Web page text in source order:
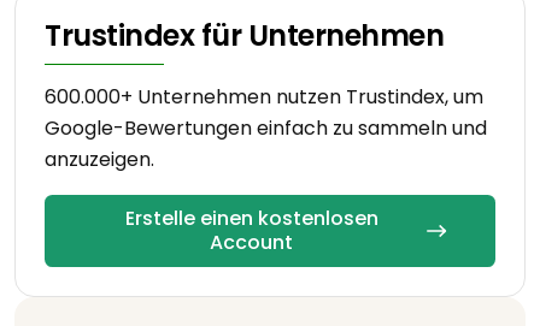
Trustindex für Unternehmen
600.000+ Unternehmen nutzen Trustindex, um
Google-Bewertungen einfach zu sammeln und
anzuzeigen.
Erstelle einen kostenlosen
Account